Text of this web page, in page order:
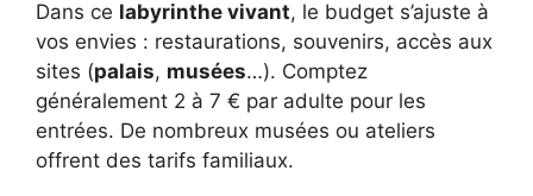
Dans ce labyrinthe vivant, le budget s’ajuste à
vos envies : restaurations, souvenirs, accès aux
sites (palais, musées…). Comptez
généralement 2 à 7 € par adulte pour les
entrées. De nombreux musées ou ateliers
offrent des tarifs familiaux.